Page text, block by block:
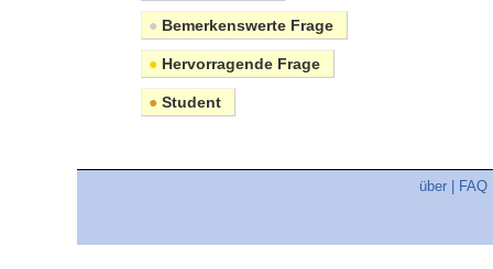
● Bemerkenswerte Frage
● Hervorragende Frage
● Student
über FAQ